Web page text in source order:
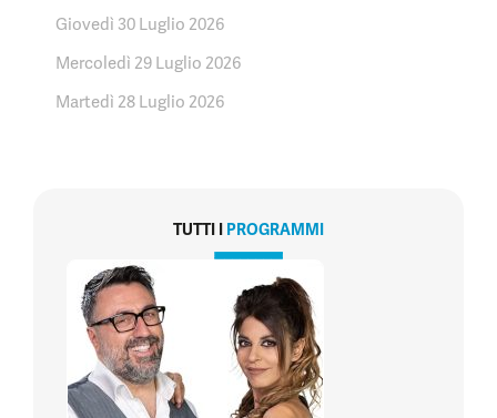
Giovedì 30 Luglio 2026
Mercoledì 29 Luglio 2026
Martedì 28 Luglio 2026
TUTTI I PROGRAMMI